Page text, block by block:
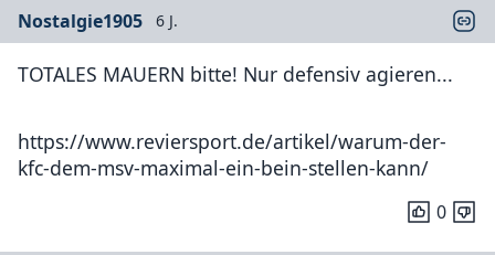
Nostalgie1905 6 J.
TOTALES MAUERN bitte! Nur defensiv agieren...
https://www.reviersport.de/artikel/warum-der-
kfc-dem-msv-maximal-ein-bein-stellen-kann/
0